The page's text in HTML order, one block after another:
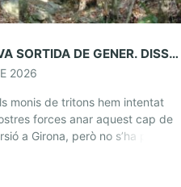
TRITONS: NOVA SORTIDA DE GENER. DISSABTE 31 DE GENER
2026
monis de tritons hem intentat
forces anar aquest cap de
a Girona, però no s’ha pogut